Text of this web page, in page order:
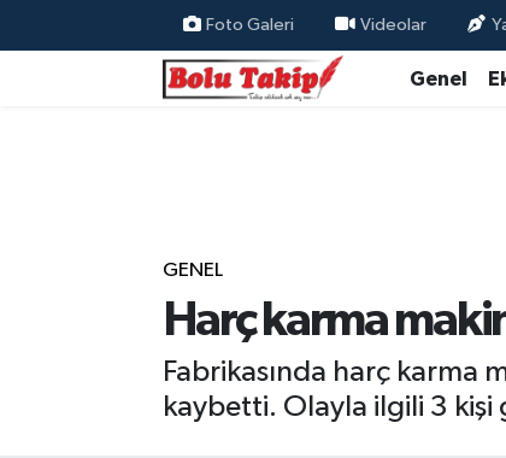
Foto Galeri Videolar
Genel
GENEL
Harç karma
Fabrikasında harç karma
kaybetti. Olayla ilgili 3 kişi